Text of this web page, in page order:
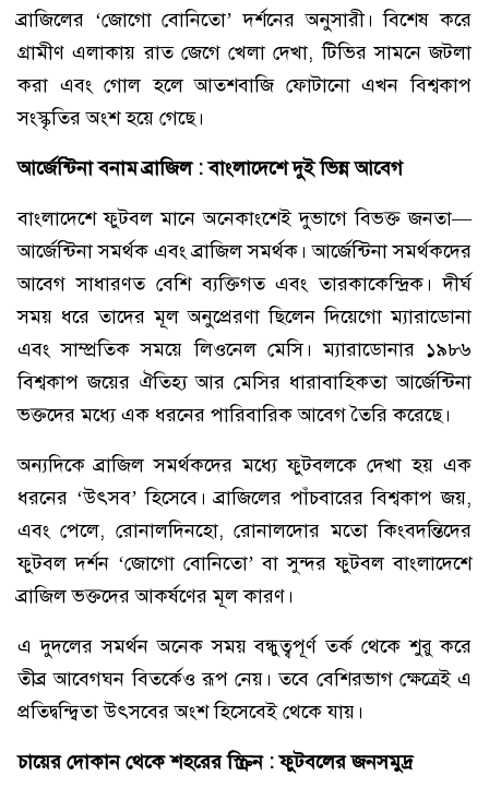
ব্রাজিলের ‘জোগো বোনিতো’ দর্শনের অনুসারী। বিশেষ করে
গ্রামীণ এলাকায় রাত জেগে খেলা দেখা, টিভির সামনে জটলা
করা এবং গোল হলে আতশবাজি ফোটানো এখন বিশ্বকাপ
সংস্কৃতির অংশ হয়ে গেছে।
আর্জেন্টিনা বনাম ব্রাজিল : বাংলাদেশে দুই ভিন্ন আবেগ
বাংলাদেশে ফুটবল মানে অনেকাংশেই দুভাগে বিভক্ত জনতা—
আর্জেন্টিনা সমর্থক এবং ব্রাজিল সমর্থক। আর্জেন্টিনা সমর্থকদের
আবেগ সাধারণত বেশি ব্যক্তিগত এবং তারকাকেন্দ্রিক। দীর্ঘ
সময় ধরে তাদের মূল অনুপ্রেরণা ছিলেন দিয়েগো ম্যারাডোনা
এবং সাম্প্রতিক সময়ে লিওনেল মেসি। ম্যারাডোনার ১৯৮৬
বিশ্বকাপ জয়ের ঐতিহ্য আর মেসির ধারাবাহিকতা আর্জেন্টিনা
ভক্তদের মধ্যে এক ধরনের পারিবারিক আবেগ তৈরি করেছে।
অন্যদিকে ব্রাজিল সমর্থকদের মধ্যে ফুটবলকে দেখা হয় এক
ধরনের ‘উৎসব’ হিসেবে। ব্রাজিলের পাঁচবারের বিশ্বকাপ জয়,
এবং পেলে, রোনালদিনহো, রোনালদোর মতো কিংবদন্তিদের
ফুটবল দর্শন ‘জোগো বোনিতো’ বা সুন্দর ফুটবল বাংলাদেশে
ব্রাজিল ভক্তদের আকর্ষণের মূল কারণ।
এ দুদলের সমর্থন অনেক সময় বন্ধুত্বপূর্ণ তর্ক থেকে শুরু করে
তীব্র আবেগঘন বিতর্কেও রূপ নেয়। তবে বেশিরভাগ ক্ষেত্রেই এ
প্রতিদ্বন্দ্বিতা উৎসবের অংশ হিসেবেই থেকে যায়।
চায়ের দোকান থেকে শহরের স্ক্রিন : ফুটবলের জনসমুদ্র